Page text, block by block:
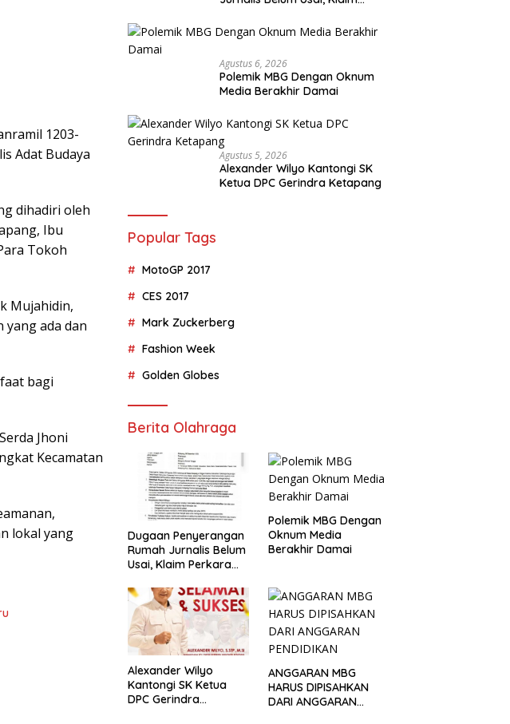
1203-
Adat Budaya
dihadiri oleh
Ibu
Tokoh
Mujahidin,
yang ada dan
bagi
Jhoni
Kecamatan
lokal yang
Agustus 6, 2026
Polemik MBG Dengan Oknum
Media Berakhir Damai
Agustus 5, 2026
Alexander Wilyo Kantongi SK
Ketua DPC Gerindra Ketapang
Popular Tags
MotoGP 2017
CES 2017
Mark Zuckerberg
Fashion Week
Golden Globes
Berita Olahraga
Dugaan Penyerangan
Rumah Jurnalis Belum
Usai, Klaim Perkara
Polemik MBG Dengan
Oknum Media
Berakhir Damai
Alexander Wilyo
Kantongi SK Ketua
DPC Gerindra
ANGGARAN MBG
HARUS DIPISAHKAN
DARI ANGGARAN